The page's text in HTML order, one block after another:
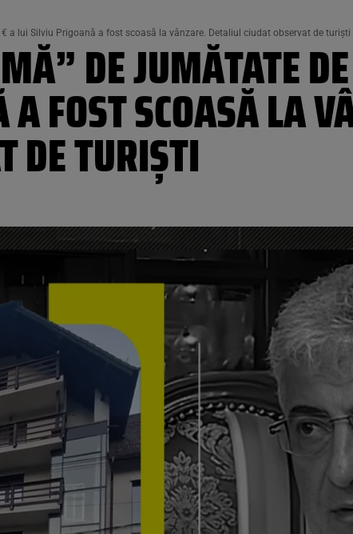
a lui Silviu Prigoană a fost scoasă la vânzare. Detaliul ciudat observat de turiști
DE JUMĂTATE
FOST SCOASĂ LA
DE TURIȘTI